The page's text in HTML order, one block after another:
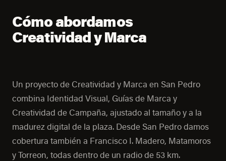
Cómo abordamos
Creatividad y Marca
Un proyecto de Creatividad y Marca en San Pedro
combina Identidad Visual, Guías de Marca y
Creatividad de Campaña, ajustado al tamaño y a la
madurez digital de la plaza. Desde San Pedro damos
cobertura también a Francisco I. Madero, Matamoros
y Torreon, todas dentro de un radio de 53 km.